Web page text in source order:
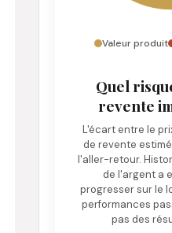
Valeur produit
Quel
revente
L'écart entre le
de revente
l'aller-retour.
de l'argent a
progresser sur le
performances
pas des